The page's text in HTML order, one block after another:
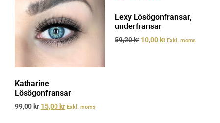
Katharine
Lösögonfransar
99,00kr 15,00 kr Exkl. moms
Lexy Lösögonfransar,
underfransar
59,20kr 10,00 kr Exkl. moms